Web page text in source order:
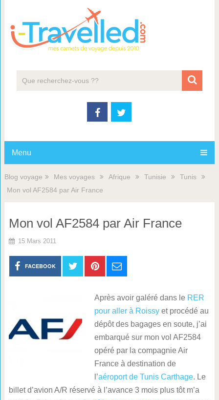
Menu
Blog voyage Mes voyages Afrique Tunisie
Tunis
Mon vol AF2584 par Air France
Mon vol AF2584 par Air France
15 Mars 2011
FACEBOOK
Après avoir galéré dans le RER
pour aller à Roissyet procédé au
dépôt des bagages en soute, j’ai
embarqué sur mon vol AF2584
opéré par la compagnie Air
France à destination de
l’aéroport de Tunis Carthage. Le
billet d’avion A/R réservé à l’avance 3 mois plus tôt m’a